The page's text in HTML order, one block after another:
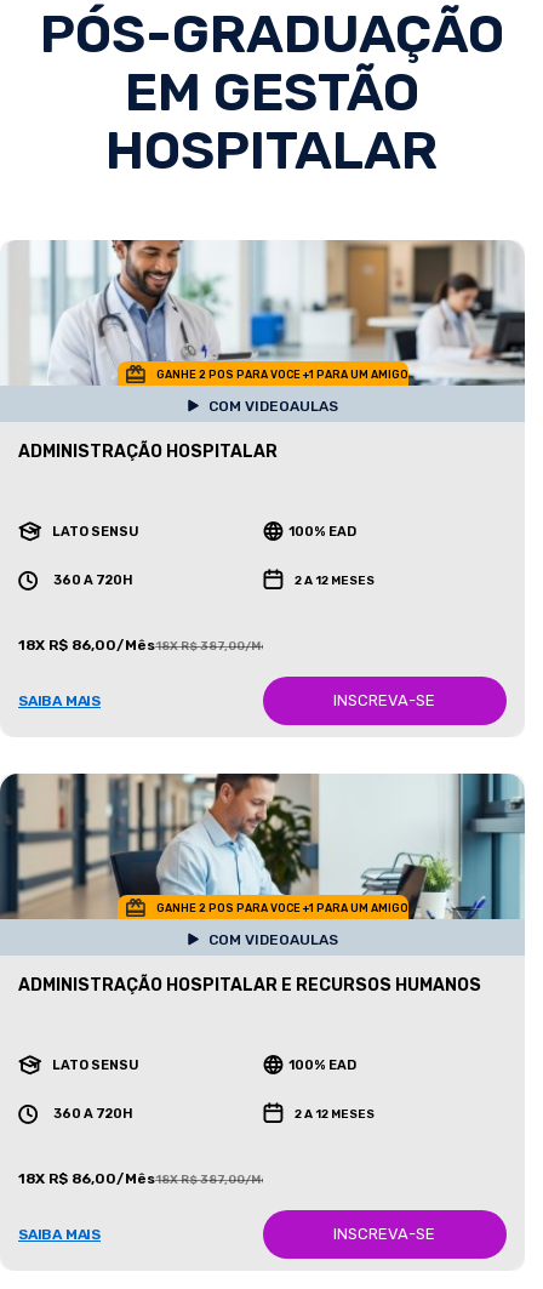
PÓS-GRADUAÇÃO
EM GESTÃO
HOSPITALAR
GANHE 2 POS PARA VOCE +1 PARA UM AMIGO
COM VIDEOAULAS
ADMINISTRAÇÃO HOSPITALAR
LATO SENSU 100% EAD
360 A 720H 2 A 12 MESES
18X R$ 86,00/Mês18X R$ 387,00/Mês
SAIBA MAIS INSCREVA-SE
GANHE 2 POS PARA VOCE +1 PARA UM AMIGO
COM VIDEOAULAS
ADMINISTRAÇÃO HOSPITALAR E RECURSOS HUMANOS
LATO SENSU 100% EAD
360 A 720H 2 A 12 MESES
18X R$ 86,00/Mês18X R$ 387,00/Mês
SAIBA MAIS INSCREVA-SE